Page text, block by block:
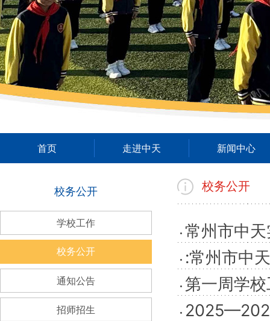
首页 走进中天 新闻中心
校务公开
学校工作
校务公开
通知公告
招师招生
校务公开
常州市中
:常州市中
第一周学